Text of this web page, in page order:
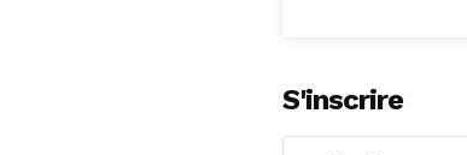
S'inscrire